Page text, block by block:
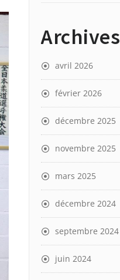
Archives
avril 2026
février 2026
décembre 2025
novembre 2025
mars 2025
décembre 2024
septembre 2024
juin 2024